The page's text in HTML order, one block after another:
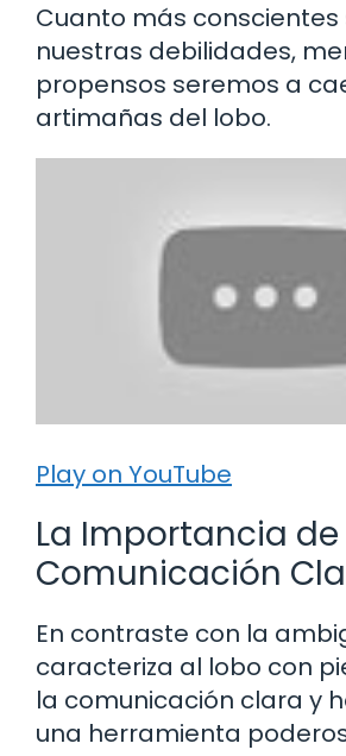
Cuanto más
nuestras debilidades,
propensos seremos a
artimañas del lobo.
Play on YouTube
La Importancia de
Comunicación
En contraste con la
caracteriza al lobo con
la comunicación clara y
una herramienta